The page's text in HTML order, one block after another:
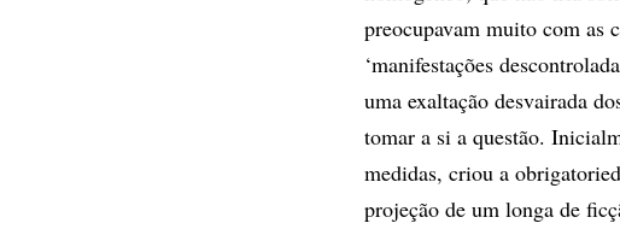
preocupavam muito com as
‘manifestações
uma exaltação desvairada
tomar a si a questão.
medidas, criou a
projeção de um longa de